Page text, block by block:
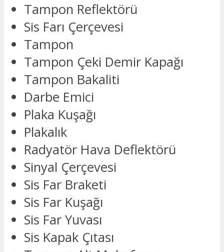
Tampon Reflektörü
Sis Farı Çerçevesi
Tampon
Tampon Çeki Demir Kapağı
Tampon Bakaliti
Darbe Emici
Plaka Kuşağı
Plakalık
Radyatör Hava Deflektörü
Sinyal Çerçevesi
Sis Far Braketi
Sis Far Kuşağı
Sis Far Yuvası
Sis Kapak Çıtası